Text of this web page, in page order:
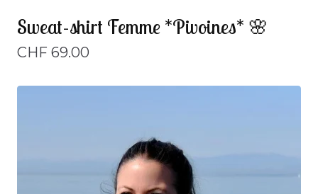
Sweat-shirt Femme *Pivoines* 🌸
CHF 69.00